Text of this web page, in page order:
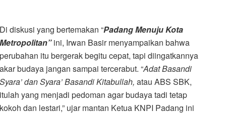
Di diskusi yang bertemakan “Padang Menuju Kota
Metropolitan”ini, Irwan Basir menyampaikan bahwa
perubahan itu bergerak begitu cepat, tapi diingatkannya
akar budaya jangan sampai tercerabut. “Adat Basandi
Syara’ dan Syara’ Basandi Kitabullah, atau ABS SBK,
itulah yang menjadi pedoman agar budaya tadi tetap
kokoh dan lestari,” ujar mantan Ketua KNPI Padang ini